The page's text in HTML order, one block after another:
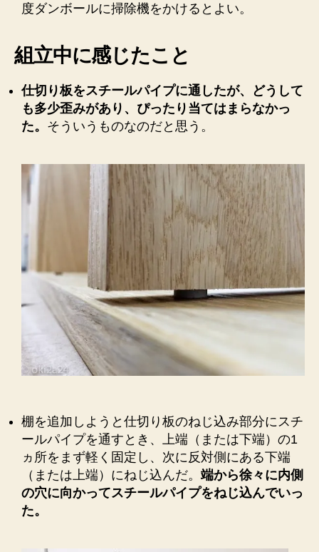
度ダンボールに掃除機をかけるとよい。
組立中に感じたこと
仕切り板をスチールパイプに通したが、どうして
も多少歪みがあり、ぴったり当てはまらなかっ
た。 そういうものなのだと思う。
棚を追加しようと仕切り板のねじ込み部分にスチ
ールパイプを通すとき、上端（または下端）の1
ヵ所をまず軽く固定し、次に反対側にある下端
（または上端）にねじ込んだ。 端から徐々に内側
の穴に向かってスチールパイプをねじ込んでいっ
た。